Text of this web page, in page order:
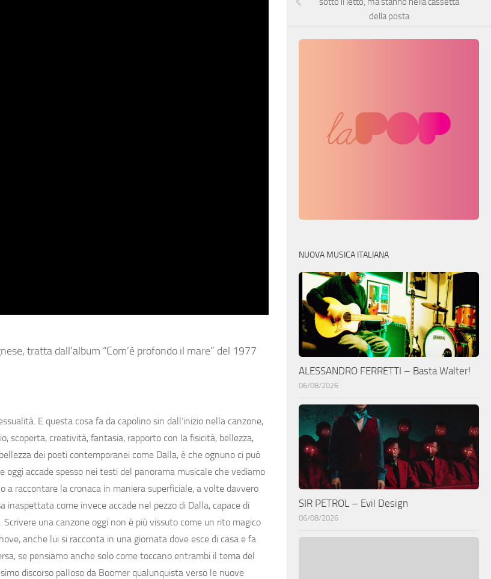
tratta dall’album “Com’è profondo il mare” del 1977
E questa cosa fa da capolino sin dall’inizio nella canzone,
scoperta, creatività, fantasia, rapporto con la fisicità, bellezza,
dei poeti contemporanei come Dalla, è che ognuno ci può
accade spesso nei testi del panorama musicale che vediamo
a raccontare la cronaca in maniera superficiale, a volte davvero
come invece accade nel pezzo di Dalla, capace di
una canzone oggi non è più vissuto come un rito magico
anche lui si racconta in una giornata dove esce di casa e fa
se pensiamo anche solo come toccano entrambi il tema del
discorso palloso da Boomer qualunquista verso le nuove
della posta
NUOVA MUSICA ITALIANA
ALESSANDRO FERRETTI – Basta Walter!
06/08/2026
SIR PETROL – Evil Design
06/08/2026